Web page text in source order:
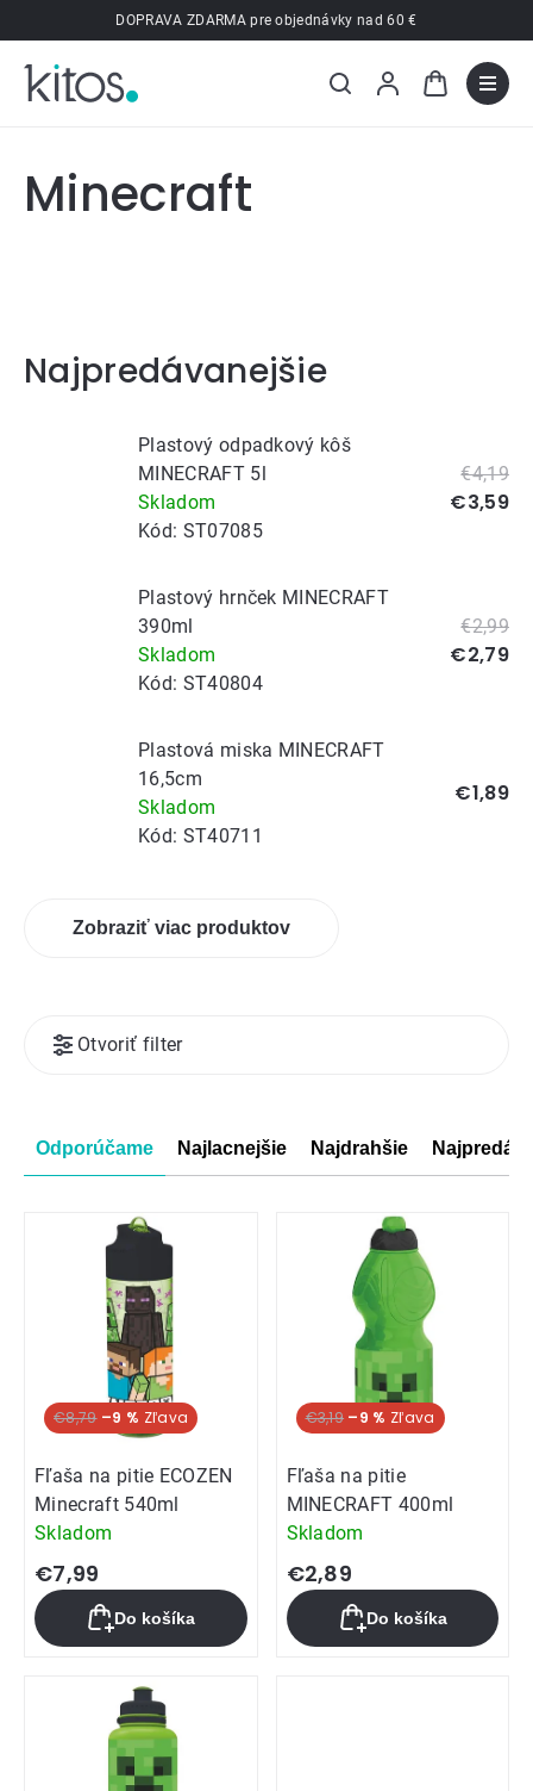
na
obsah
DOPRAVA ZDARMA pre objednávky nad 60 €
Minecraft
Najpredávanejšie
Plastový odpadkový kôš
MINECRAFT 5l
Skladom
Kód: ST07085
€4,19
€3,59
Plastový hrnček MINECRAFT
390ml
Skladom
Kód: ST40804
€2,99
€2,79
Plastová miska MINECRAFT
16,5cm
Skladom
Kód: ST40711
€1,89
Zobraziť viac produktov
Radenie
produktov
Odporúčame Najlacnejšie Najdrahšie
Otvoriť filter
Výpis
€8,79 –9 %
Fľaša na pitie ECOZEN
Minecraft 540ml
Skladom
€7,99
Do košíka
€3,19 –9 %
Fľaša na pitie
MINECRAFT 400ml
Skladom
€2,89
Do košíka